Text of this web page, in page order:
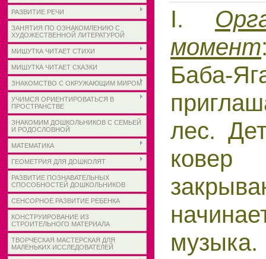
РАЗВИТИЕ РЕЧИ
ЗАНЯТИЯ ПО ОЗНАКОМЛЕНИЮ С
ХУДОЖЕСТВЕННОЙ ЛИТЕРАТУРОЙ
МИШУТКА ЧИТАЕТ СТИХИ
МИШУТКА ЧИТАЕТ СКАЗКИ
ЗНАКОМСТВО С ОКРУЖАЮЩИМ МИРОМ
УЧИМСЯ ОРИЕНТИРОВАТЬСЯ В
ПРОСТРАНСТВЕ
ЗНАКОМИМ ДОШКОЛЬНИКОВ С СЕМЬЕЙ
И РОДОСЛОВНОЙ
МАТЕМАТИКА
ГЕОМЕТРИЯ ДЛЯ ДОШКОЛЯТ
РАЗВИТИЕ ПОЗНАВАТЕЛЬНЫХ
СПОСОБНОСТЕЙ ДОШКОЛЬНИКОВ
СЕНСОРНОЕ РАЗВИТИЕ РЕБЕНКА
КОНСТРУИРОВАНИЕ ИЗ
СТРОИТЕЛЬНОГО МАТЕРИАЛА
ТВОРЧЕСКАЯ МАСТЕРСКАЯ ДЛЯ
МАЛЕНЬКИХ ИССЛЕДОВАТЕЛЕЙ
I.
момент
лес.
ковер
музыка.